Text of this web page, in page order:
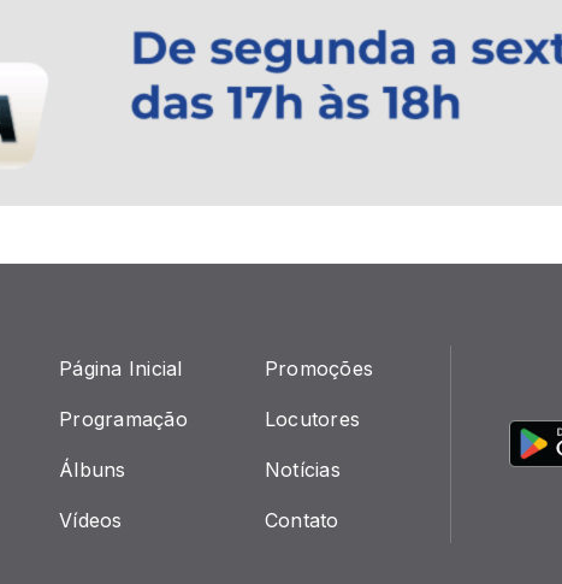
Página Inicial
Programação
Álbuns
Vídeos
Promoções
Locutores
Notícias
Contato